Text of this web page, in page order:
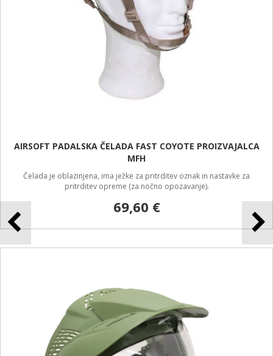
AIRSOFT PADALSKA ČELADA FAST COYOTE PROIZVAJALCA
MFH
Čelada je oblazinjena, ima ježke za pritrditev oznak in nastavke za
pritrditev opreme (za nočno opozavanje).